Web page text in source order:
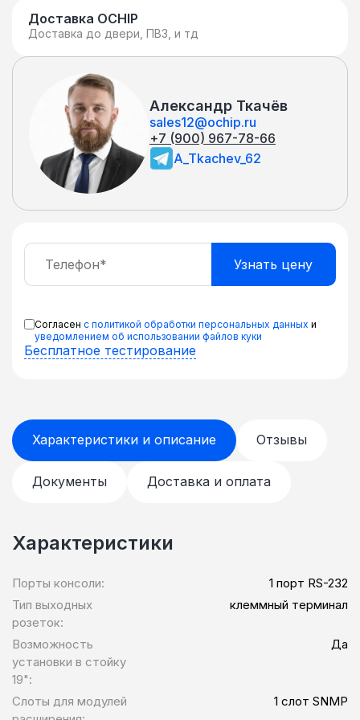
Доставка OCHIP
Доставка до двери, ПВЗ, и тд
Александр Ткачёв
sales12@ochip.ru
+7 (900) 967-78-66
A_Tkachev_62
Согласен с политикой обработки персональных данных и
уведомлением об использовании файлов куки
Бесплатное тестирование
Характеристики и описание Отзывы
Документы Доставка и оплата
Характеристики
Порты консоли:
1 порт RS-232
Тип выходных
розеток:
клеммный терминал
Возможность
установки в стойку
19":
Да
Слоты для модулей
1 слот SNMP